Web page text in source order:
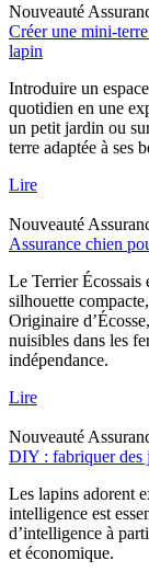
Nouveauté
Créer une mini-
lapin
Introduire un
quotidien en une
un petit jardin ou
terre adaptée à ses
Lire
Nouveauté
Assurance chien
Le Terrier Écossais
silhouette
Originaire
nuisibles dans les
indépendance.
Lire
Nouveauté
DIY : fabriquer des
Les lapins adorent
intelligence est
d’intelligence à
et économique.